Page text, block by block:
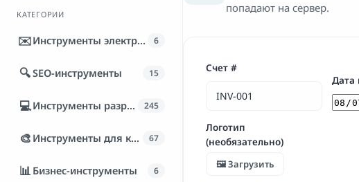
КАТЕГОРИИ
✉️ Инструменты электронной почты 6
🔍SEO-инструменты 15
💻 Инструменты разработчика 245
🎨 Инструменты для контента 67
📊 Бизнес-инструменты 6
попадают на сервер.
Счет #
Дата
Логотип
(необязательно)
🖼️ Загрузить